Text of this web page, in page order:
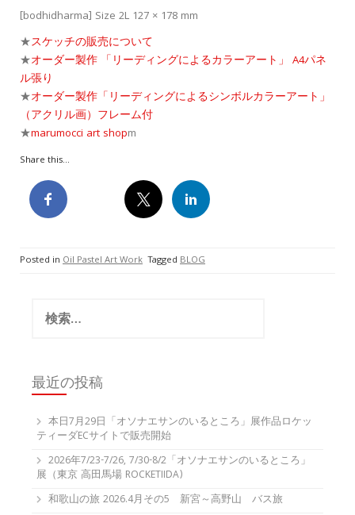
[bodhidharma] Size 2L 127 × 178 mm
★スケッチの販売について
★オーダー製作 「リーディングによるカラーアート」 A4パネ
ル張り
★オーダー製作「リーディングによるシンボルカラーアート」
（アクリル画）フレーム付
★marumocci art shopm
Share this...
Posted in Oil Pastel Art Work Tagged BLOG
最近の投稿
本日7月29日「オソナエサンのいるところ」展作品ロケッ
ティーダECサイトで販売開始
2026年7/23-7/26, 7/30-8/2「オソナエサンのいるところ」
展（東京 高田馬場 ROCKETIIDA)
和歌山の旅 2026.4月その5 新宮～高野山 バス旅